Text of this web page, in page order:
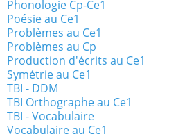
Phonologie Cp-Ce1
Poésie au Ce1
Problèmes au Ce1
Problèmes au Cp
Production d'écrits au Ce1
Symétrie au Ce1
TBI - DDM
TBI Orthographe au Ce1
TBI - Vocabulaire
Vocabulaire au Ce1